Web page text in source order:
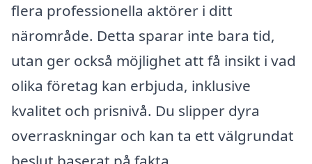
flera professionella aktörer i ditt
närområde. Detta sparar inte bara tid,
utan ger också möjlighet att få insikt i vad
olika företag kan erbjuda, inklusive
kvalitet och prisnivå. Du slipper dyra
overraskningar och kan ta ett välgrundat